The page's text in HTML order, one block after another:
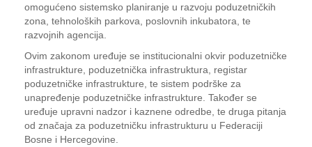
omogućeno sistemsko planiranje u razvoju poduzetničkih
zona, tehnoloških parkova, poslovnih inkubatora, te
razvojnih agencija.
Ovim zakonom uređuje se institucionalni okvir poduzetničke
infrastrukture, poduzetnička infrastruktura, registar
poduzetničke infrastrukture, te sistem podrške za
unapređenje poduzetničke infrastrukture. Također se
uređuje upravni nadzor i kaznene odredbe, te druga pitanja
od značaja za poduzetničku infrastrukturu u Federaciji
Bosne i Hercegovine.